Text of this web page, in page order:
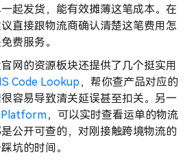
起发货，能有效摊薄这笔成本。在
直接跟物流商确认清楚这笔费用怎
费服务。
网的资源板块还提供了几个挺实用
Code Lookup，帮你查产品对应的
容易导致清关延误甚至扣关。另一
Platform，可以实时查看运单的物流
公开可查的，对刚接触跨境物流的
坑的时间。